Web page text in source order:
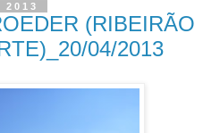
(RIBEIRÃO
04/2013